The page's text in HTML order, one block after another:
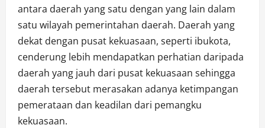
antara daerah yang satu dengan yang lain dalam
satu wilayah pemerintahan daerah. Daerah yang
dekat dengan pusat kekuasaan, seperti ibukota,
cenderung lebih mendapatkan perhatian daripada
daerah yang jauh dari pusat kekuasaan sehingga
daerah tersebut merasakan adanya ketimpangan
pemerataan dan keadilan dari pemangku
kekuasaan.